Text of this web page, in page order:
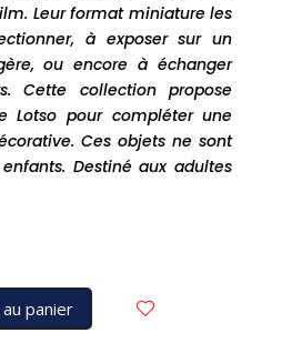
Leur format miniature les
à exposer sur un
ou encore à échanger
Cette collection propose
Lotso pour compléter une
Ces objets ne sont
Destiné aux adultes
panier